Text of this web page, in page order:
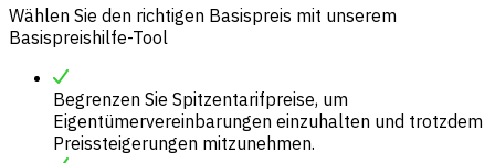
Wählen Sie den richtigen Basispreis mit unserem
Basispreishilfe-Tool
Begrenzen Sie Spitzentarifpreise, um
Eigentümervereinbarungen einzuhalten und trotzdem
Preissteigerungen mitzunehmen.